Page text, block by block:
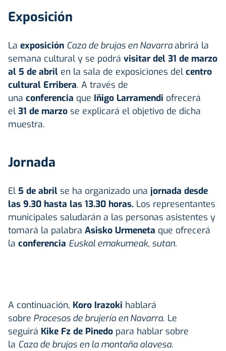
Exposición
La exposición Caza de brujas en Navarraabrirá la
semana cultural y se podrá visitar del 31 de marzo
al 5 de abril en la sala de exposiciones del centro
cultural Erribera. A través de
una conferencia que Iñigo Larramendi ofrecerá
el 31 de marzo se explicará el objetivo de dicha
muestra.
Jornada
El 5 de abril se ha organizado una jornada desde
las 9.30 hasta las 13.30 horas. Los representantes
municipales saludarán a las personas asistentes y
tomará la palabra Asisko Urmeneta que ofrecerá
la conferencia Euskal emakumeak, sutan.
A continuación, Koro Irazoki hablará
sobre Procesos de brujería en Navarra. Le
seguirá Kike Fz de Pinedo para hablar sobre
la Caza de brujas en la montaña alavesa.